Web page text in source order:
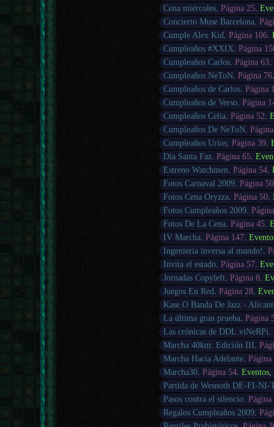
Cena miércoles .Página 25 .
Concierto Muse Barcelona .
Cumple Alex Kid
.Página 106 .
Cumpleaños #XXIX .Página
Cumpleaños Carlos .Página 63
Cumpleaños NeToN .Página 76
Cumpleaños de Carlos .Página
Cumpleaños de Verso .Página
Cumpleaños Celia .Página 52 .
Cumpleaños De NeToN .
Cumpleaños Urios .Página 39 .
Día Santa Faz .Página 65 .
Estreno Watchmen .Página 54 .
Fotos Carnaval 2009 .Página 50
Fotos Cena Oryzza .Página 50 .
Fotos Cumpleaños 2009 .
Fotos De La Cena .Página 45 .
IV Marcha .Página 147 .
Ingenieria inversa al mundo!
.
Invita el estado .Página 57 .
Jornadas Copyleft .Página 8 .
Juegos En Red
.Página 28 .
Kase.O Banda De Jazz -
La última gran prueba .Página
Las crónicas de DDL.viNeRPi .
Marcha 40km: Edición III .
Marcha Hacia Adelante .Página
Marcha30 .Página 54 .Eventos
Partida de Wesnoth DE-FI-
Pasos contra el silencio .Página
Regalos Cumpleaños 2009 .